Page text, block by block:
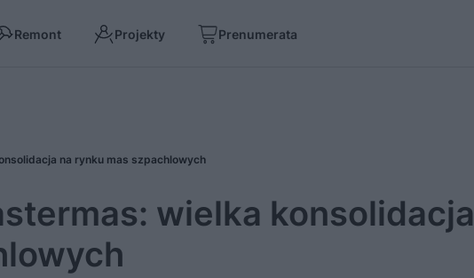
Remont Projekty Prenumerata
na rynku mas szpachlowych
wielka konsolidacja